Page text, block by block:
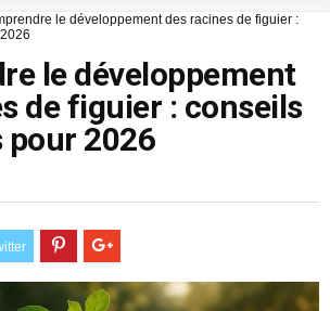
le développement des racines de figuier :
le développement
de figuier : conseils
pour 2026